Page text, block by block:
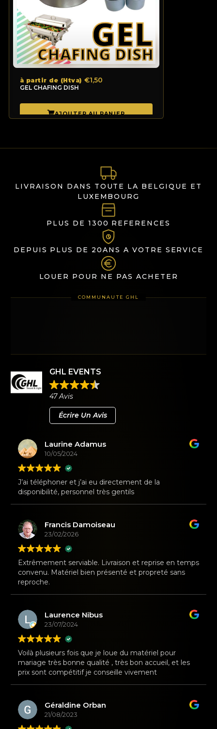
GEL CHAFING DISH
à partir de (Htva) €1,50
LIVRAISON DANS TOUTE LA BELGIQUE ET
LUXEMBOURG
PLUS DE 1300 REFERENCES
DEPUIS PLUS DE 20ANS A VOTRE SERVICE
LOUER POUR NE PAS ACHETER
GHL EVENTS
47 Avis
Écrire Un Avis
Laurine Adamus
10/05/2024
J’ai téléphoner et j’ai eu directement de la
disponibilité, personnel très gentils
Francis Damoiseau
23/02/2026
Extrêmement serviable. Livraison et reprise en temps
convenu. Matériel bien présenté et propreté sans
reproche.
Laurence Nibus
23/07/2024
Voilà plusieurs fois que je loue du matériel pour
mariage très bonne qualité , très bon accueil, et les
prix sont compétitif je conseille vivement
Géraldine Orban
21/08/2023